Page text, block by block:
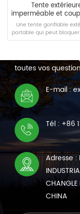
Tente
imperméable et
en PVC
Une tente gonflable
portable qui peut
et pique-niquer
espace de
LIRE LA SUITE
NOUS
Nous sommes en
toutes vos
E-mail :
Tél : +86
Adresse :
CHINA